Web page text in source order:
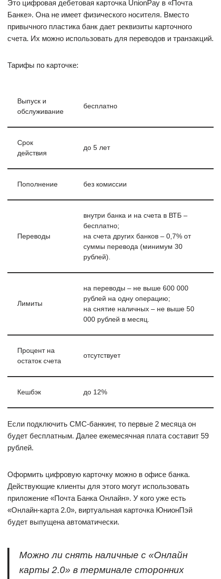
Это цифровая дебетовая карточка UnionPay в «Почта
Банке». Она не имеет физического носителя. Вместо
привычного пластика банк дает реквизиты карточного
счета. Их можно использовать для переводов и транзакций.
Тарифы по карточке:
Выпуск и
обслуживание
бесплатно
Срок
действия
до 5 лет
Пополнение без комиссии
Переводы
внутри банка и на счета в ВТБ –
бесплатно;
на счета других банков – 0,7% от
суммы перевода (минимум 30
рублей).
Лимиты
на переводы – не выше 600 000
рублей на одну операцию;
на снятие наличных – не выше 50
000 рублей в месяц.
Процент на
остаток счета
отсутствует
Кешбэк до 12%
Если подключить СМС-банкинг, то первые 2 месяца он
будет бесплатным. Далее ежемесячная плата составит 59
рублей.
Оформить цифровую карточку можно в офисе банка.
Действующие клиенты для этого могут использовать
приложение «Почта Банка Онлайн». У кого уже есть
«Онлайн-карта 2.0», виртуальная карточка ЮнионПэй
будет выпущена автоматически.
Можно ли снять наличные с «Онлайн
карты 2.0» в терминале сторонних